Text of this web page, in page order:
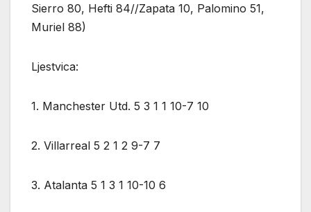
Sierro 80, Hefti 84//Zapata 10, Palomino 51,
Muriel 88)
Ljestvica:
1. Manchester Utd. 5 3 1 1 10-7 10
2. Villarreal 5 2 1 2 9-7 7
3. Atalanta 5 1 3 1 10-10 6